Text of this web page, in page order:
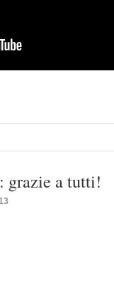
grazie a tutti!